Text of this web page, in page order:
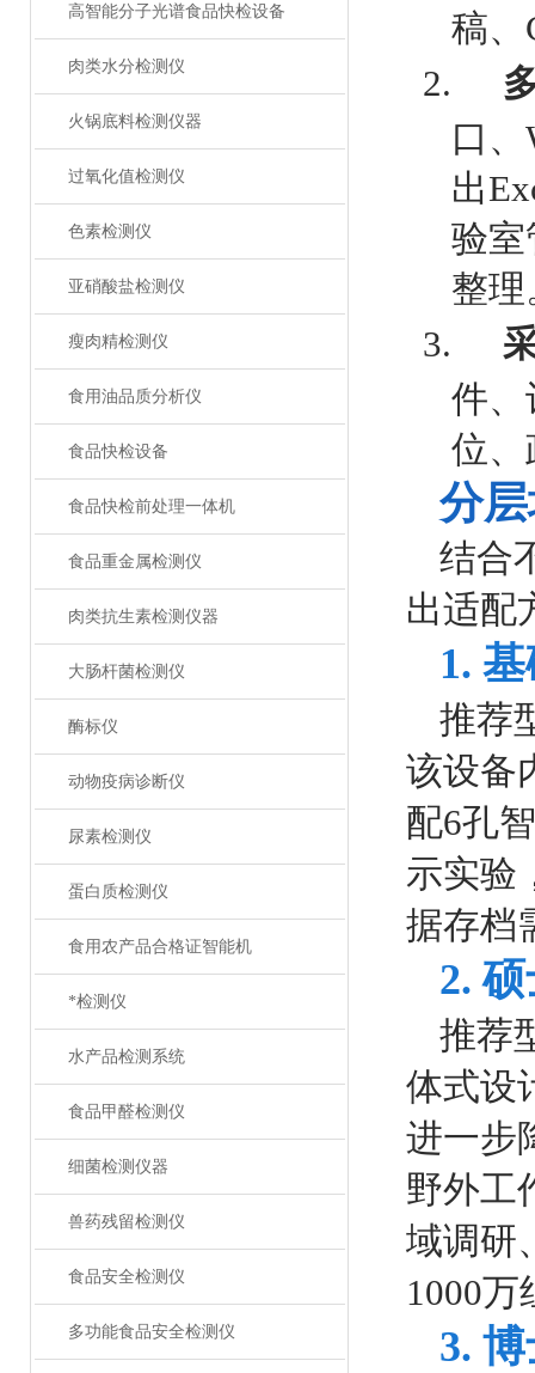
高智能分子光谱食品快检设备
肉类水分检测仪
火锅底料检测仪器
过氧化值检测仪
色素检测仪
亚硝酸盐检测仪
瘦肉精检测仪
食用油品质分析仪
食品快检设备
食品快检前处理一体机
食品重金属检测仪
肉类抗生素检测仪器
大肠杆菌检测仪
酶标仪
动物疫病诊断仪
尿素检测仪
蛋白质检测仪
食用农产品合格证智能机
*检测仪
水产品检测系统
食品甲醛检测仪
细菌检测仪器
兽药残留检测仪
食品安全检测仪
多功能食品安全检测仪
稿、
2.
口
出
验室
整理
3.
件、
位、
分
结合
出适配
1.
推荐
该设备
配6孔
示实验
据存档
2.
推荐
体式设
进一步
野外工
域调研
1000
3.